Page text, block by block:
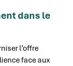
dans le
l’offre
face aux